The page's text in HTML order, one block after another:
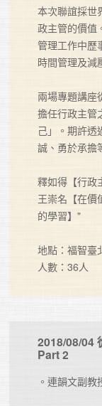
本次聯誼採世
政主管的價值
管理工作中歷
時間管理及減
兩場專題講座
擔任行政主管
己」。期許透
誠、勇於承擔
釋如得【行政
王崇名【在價
的學習】"
地點：福智臺
人數：36人
2018/08/04
Part 2
。連韻文副